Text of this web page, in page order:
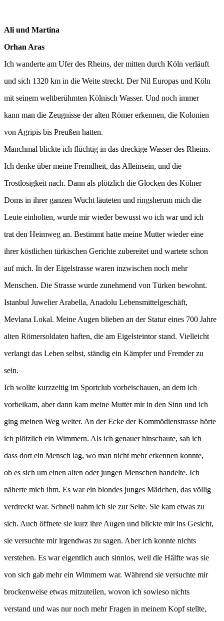
Ali und Martina
Orhan Aras
Ich wanderte am Ufer des Rheins, der mitten durch Köln verläuft
und sich 1320 km in die Weite streckt. Der Nil Europas und Köln
mit seinem weltberühmten Kölnisch Wasser. Und noch immer
kann man die Zeugnisse der alten Römer erkennen, die Kolonien
von Agripis bis Preußen hatten.
Manchmal blickte ich flüchtig in das dreckige Wasser des Rheins.
Ich denke über meine Fremdheit, das Alleinsein, und die
Trostlosigkeit nach. Dann als plötzlich die Glocken des Kölner
Doms in ihrer ganzen Wucht läuteten und ringsherum mich die
Leute einholten, wurde mir wieder bewusst wo ich war und ich
trat den Heimweg an. Bestimmt hatte meine Mutter wieder eine
ihrer köstlichen türkischen Gerichte zubereitet und wartete schon
auf mich. In der Eigelstrasse waren inzwischen noch mehr
Menschen. Die Strasse wurde zunehmend von Türken bewohnt.
Istanbul Juwelier Arabella, Anadolu Lebensmittelgeschäft,
Mevlana Lokal. Meine Augen blieben an der Statur eines 700 Jahre
alten Römersoldaten haften, die am Eigelsteintor stand. Vielleicht
verlangt das Leben selbst, ständig ein Kämpfer und Fremder zu
sein.
Ich wollte kurzzeitig im Sportclub vorbeischauen, an dem ich
vorbeikam, aber dann kam meine Mutter mir in den Sinn und ich
ging meinen Weg weiter. An der Ecke der Kommödienstrasse hörte
ich plötzlich ein Wimmern. Als ich genauer hinschaute, sah ich
dass dort ein Mensch lag, wo man nicht mehr erkennen konnte,
ob es sich um einen alten oder jungen Menschen handelte. Ich
näherte mich ihm. Es war ein blondes junges Mädchen, das völlig
verdreckt war. Schnell nahm ich sie zur Seite. Sie kam etwas zu
sich. Auch öffnete sie kurz ihre Augen und blickte mir ins Gesicht,
sie versuchte mir irgendwas zu sagen. Aber ich konnte nichts
verstehen. Es war eigentlich auch sinnlos, weil die Hälfte was sie
von sich gab mehr ein Wimmern war. Während sie versuchte mir
brockenweise etwas mitzuteilen, wovon ich sowieso nichts
verstand und was nur noch mehr Fragen in meinem Kopf stellte,